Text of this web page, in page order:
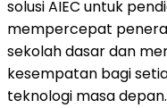
solusi AIEC untuk
mempercepat
sekolah dasar dan
kesempatan bagi
teknologi masa depan.